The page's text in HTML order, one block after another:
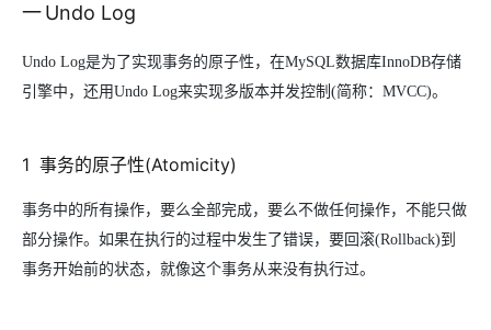
一Undo Log
Undo Log是为了实现事务的原子性，在MySQL数据库InnoDB存储
引擎中，还用Undo Log来实现多版本并发控制(简称：MVCC)。
1 事务的原子性(Atomicity)
事务中的所有操作，要么全部完成，要么不做任何操作，不能只做
部分操作。如果在执行的过程中发生了错误，要回滚(Rollback)到
事务开始前的状态，就像这个事务从来没有执行过。